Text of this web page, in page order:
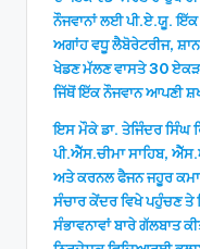
ਨੌਜਵਾਨਾਂ ਲਈ ਪੀ.ਏ.ਯੂ. ਇੱਕ
ਅਗਾਂਹ ਵਧੂ ਲੈਬੋਰੇਟਰੀਜ,
ਖੇਡਣ ਮੱਲਣ ਵਾਸਤੇ 30 ਏਕੜ
ਜਿੱਥੋਂ ਇੱਕ ਨੌਜਵਾਨ ਆਪਣੀ
ਇਸ ਮੌਕੇ ਡਾ. ਤੇਜਿੰਦਰ ਸਿੰਘ
ਪੀ.ਐੱਸ.ਚੀਮਾ ਸਾਹਿਬ,
ਅਤੇ ਕਰਨਲ ਫੈਜਨ ਜਹੂਰ
ਸੰਚਾਰ ਕੇਂਦਰ ਵਿਖੇ ਪਹੁੰਚਣ
ਸੰਭਾਵਨਾਵਾਂ ਬਾਰੇ ਗੱਲਬਾਤ